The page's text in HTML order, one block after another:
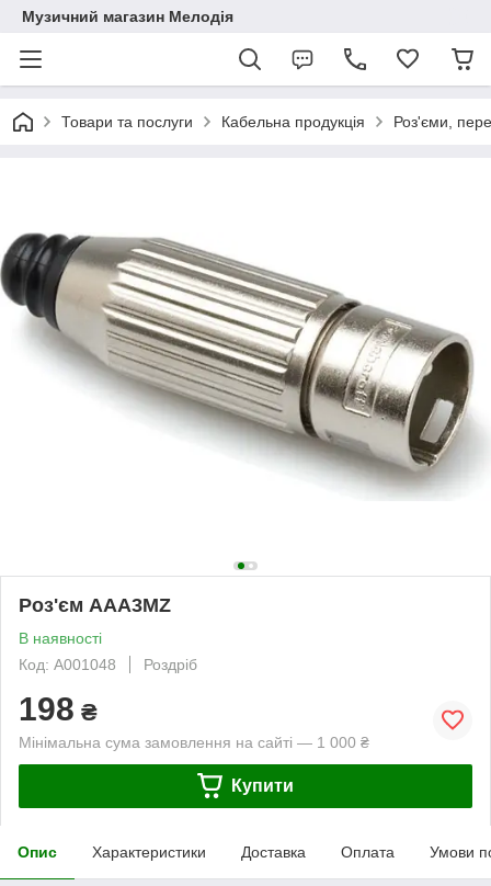
Музичний магазин Мелодія
Товари та послуги Кабельна продукція Роз'єми,
Роз'єм AAA3MZ
В наявності
Код: A001048
Роздріб
198 ₴
Мінімальна сума замовлення на сайті — 1 000 ₴
Купити
Опис Характеристики Доставка Оплата Умови